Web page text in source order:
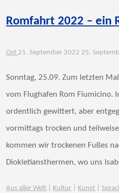
Romfahrt 2022 – ein
Ost 21. September 2022 25.
Sonntag, 25.09. Zum letzten
vom Flughafen Rom Fiumicino.
ordentlich gewittert, aber
vormittags trocken und
kommen wir trockenen Fußes
Diokletiansthermen, wo uns
Aus aller Welt Kultur Kunst